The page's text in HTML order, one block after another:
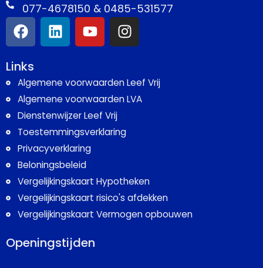
077-4678150 & 0485-531577
Links
Algemene voorwaarden Leef Vrij
Algemene voorwaarden LVA
Dienstenwijzer Leef Vrij
Toestemmingsverklaring
Privacyverklaring
Beloningsbeleid
Vergelijkingskaart Hypotheken
Vergelijkingskaart risico's afdekken
Vergelijkingskaart Vermogen opbouwen
Openingstijden